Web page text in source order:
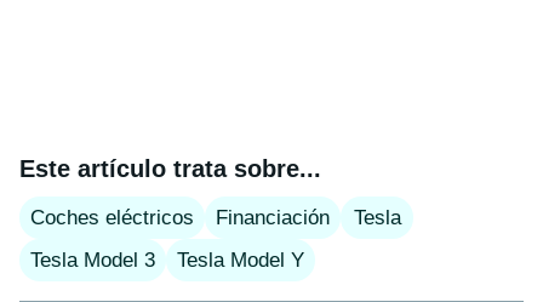
Este artículo trata sobre...
Coches eléctricos Financiación
Tesla
Tesla Model 3
Tesla Model Y